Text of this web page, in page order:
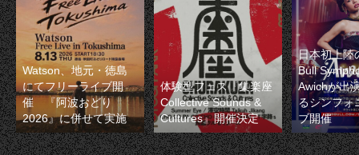
Watson、地元・徳島
にてフリーライブ開
催 『阿波おどり
2026』に併せて実施
体験型フェス『集楽座
Collective Sounds &
Cultures』開催決定
日本初上陸
Bull
Awichが出
るシンフォ
ブ開催